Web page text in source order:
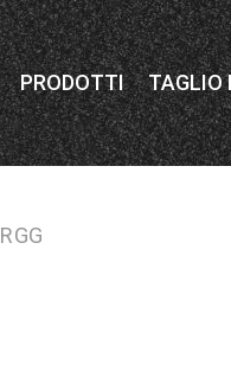
PRODOTTI TAGLIO
RGG